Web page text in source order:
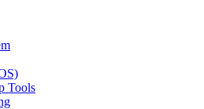
Tools